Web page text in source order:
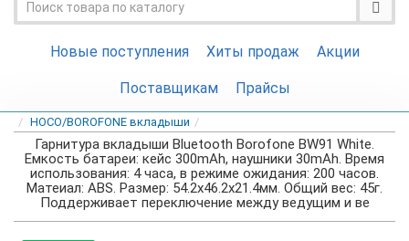
Новые поступления Хиты продаж Акции
Поставщикам Прайсы
HOCO/BOROFONE вкладыши
Гарнитура вкладыши Bluetooth Borofone BW91 White.
Емкость батареи: кейс 300mAh, наушники 30mAh. Время
использования: 4 часа, в режиме ожидания: 200 часов.
Матеиал: ABS. Размер: 54.2х46.2х21.4мм. Общий вес: 45г.
Поддерживает переключение между ведущим и ве